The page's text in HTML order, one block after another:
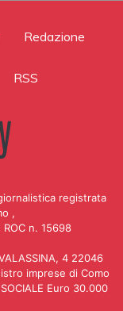
Redazione
RSS
registrata
,
n. 15698
4 22046
imprese di Como
Euro 30.000